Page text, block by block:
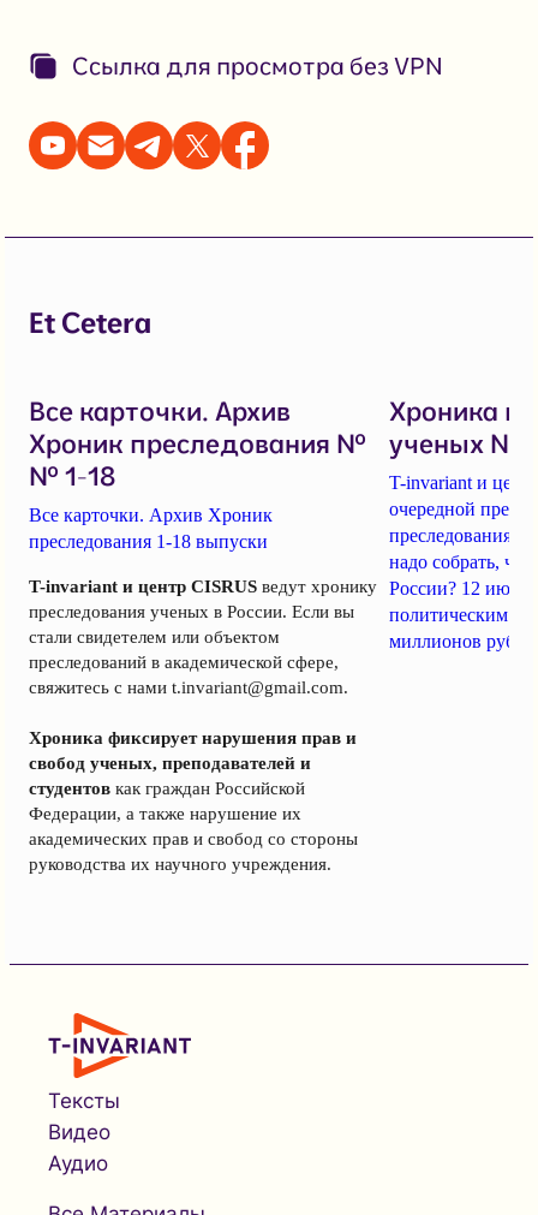
Ссылка для просмотра без VPN
Et Cetera
Все карточки. Архив
Хроник преследования №
№ 1-18
Все карточки. Архив Хроник
преследования 1-18 выпуски
T-invariant и центр CISRUS ведут хронику
преследования ученых в России. Если вы
стали свидетелем или объектом
преследований в академической сфере,
свяжитесь с нами t.invariant@gmail.com.
Хроника фиксирует нарушения прав и
свобод ученых, преподавателей и
студентов как граждан Российской
Федерации, а также нарушение их
академических прав и свобод со стороны
руководства их научного учреждения.
Хроника
ученых №
T-invariant и
очередной
преследования
надо собрать,
России? 12
политическим
миллионов
Тексты
Видео
Аудио